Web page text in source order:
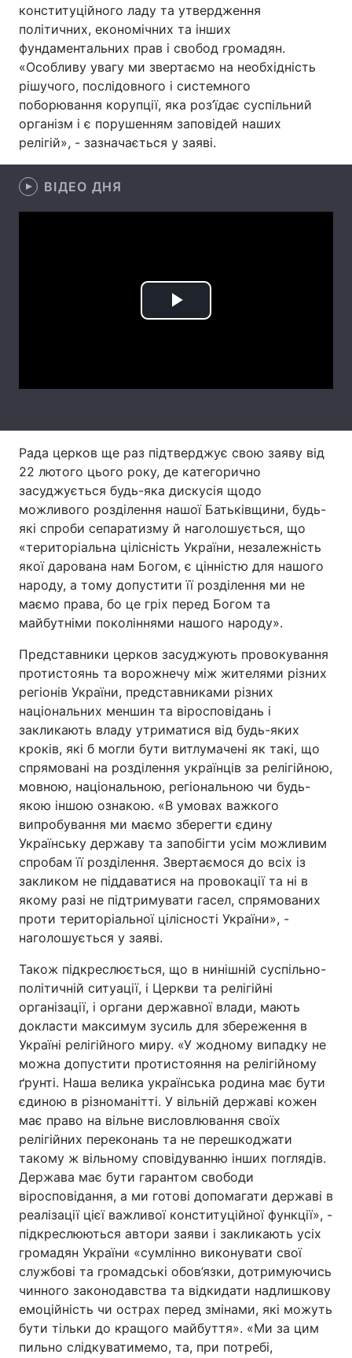
Головна Війна
Україна Політика
Економіка Світ
Спорт Наука
Техно і зв'язок
Зброя
Регіони
Контакти
Послуги
Тема оформлення
конституційного ладу та утвердження
політичних, економічних та інших
фундаментальних прав і свобод громадян.
«Особливу увагу ми звертаємо на необхідність
рішучого, послідовного і системного
поборювання корупції, яка роз’їдає суспільний
організм і є порушенням заповідей наших
релігій», - зазначається у заяві.
ВІДЕО ДНЯ
Play
Рада церков ще раз підтверджує свою заяву від
22 лютого цього року, де категорично
засуджується будь-яка дискусія щодо
можливого розділення нашої Батьківщини, будь-
які спроби сепаратизму й наголошується, що
«територіальна цілісність України, незалежність
якої дарована нам Богом, є цінністю для нашого
народу, а тому допустити її розділення ми не
маємо права, бо це гріх перед Богом та
майбутніми поколіннями нашого народу».
Представники церков засуджують провокування
протистоянь та ворожнечу між жителями різних
регіонів України, представниками різних
національних меншин та віросповідань і
закликають владу утриматися від будь-яких
кроків, які б могли бути витлумачені як такі, що
спрямовані на розділення українців за релігійною,
мовною, національною, регіональною чи будь-
якою іншою ознакою. «В умовах важкого
випробування ми маємо зберегти єдину
Українську державу та запобігти усім можливим
спробам її розділення. Звертаємося до всіх із
закликом не піддаватися на провокації та ні в
якому разі не підтримувати гасел, спрямованих
проти територіальної цілісності України», -
наголошується у заяві.
Також підкреслюється, що в нинішній суспільно-
політичній ситуації, і Церкви та релігійні
організації, і органи державної влади, мають
докласти максимум зусиль для збереження в
Україні релігійного миру. «У жодному випадку не
можна допустити протистояння на релігійному
ґрунті. Наша велика українська родина має бути
єдиною в різноманітті. У вільній державі кожен
має право на вільне висловлювання своїх
релігійних переконань та не перешкоджати
такому ж вільному сповідуванню інших поглядів.
Держава має бути гарантом свободи
віросповідання, а ми готові допомагати державі в
реалізації цієї важливої конституційної функції», -
підкреслюються автори заяви і закликають усіх
громадян України «сумлінно виконувати свої
службові та громадські обов’язки, дотримуючись
чинного законодавства та відкидати надлишкову
емоційність чи острах перед змінами, які можуть
бути тільки до кращого майбуття». «Ми за цим
пильно слідкуватимемо, та, при потребі,